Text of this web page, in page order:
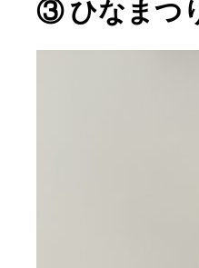
③ ひなまつ